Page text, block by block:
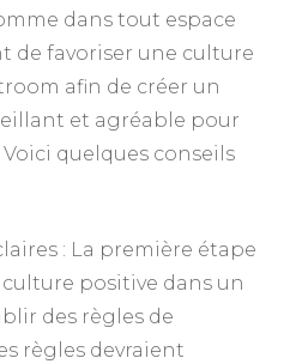
dans tout espace
de favoriser une culture
afin de créer un
et agréable pour
quelques conseils
: La première étape
positive dans un
des règles de
règles devraient